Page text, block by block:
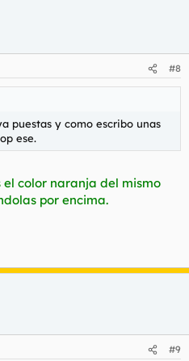
#8
puestas y como escribo unas
ese.
color naranja del mismo
por encima.
#9